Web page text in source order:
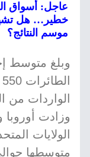
عاجل: أسواق
خطير… هل تشهد
موسم النتائج؟
وبلغ متوسط
الواردات من
وزادت أوروبا
الولايات
متوسطها حوالي 200 ألف برميل